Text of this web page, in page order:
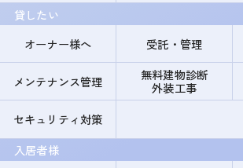
貸したい
オーナー様へ
受託・管理
メンテナンス管理
無料建物診断
外装工事
セキュリティ対策
入居者様